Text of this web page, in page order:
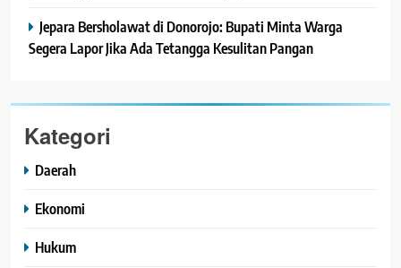
Jepara Bersholawat di Donorojo: Bupati Minta Warga
Segera Lapor Jika Ada Tetangga Kesulitan Pangan
Kategori
Daerah
Ekonomi
Hukum